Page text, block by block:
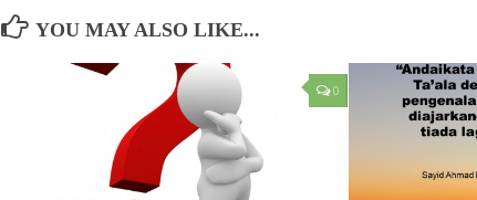
YOU MAY ALSO LIKE...
0